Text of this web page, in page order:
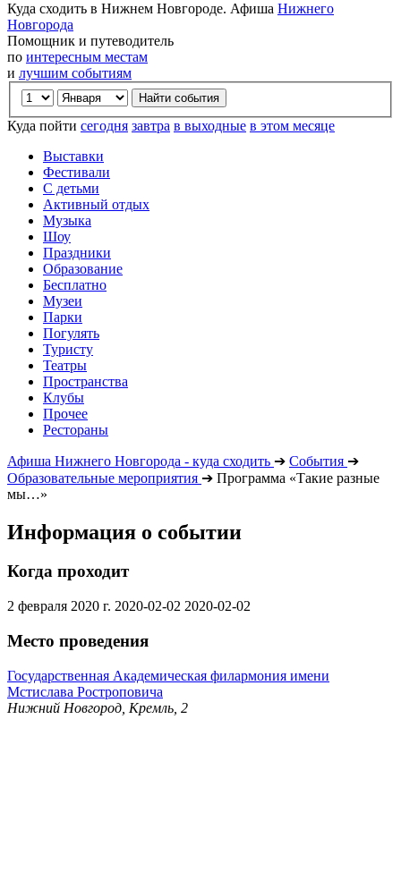
Куда сходить в Нижнем Новгороде. Афиша Нижнего
Новгорода
Помощник и путеводитель
по интересным местам
и лучшим событиям
Куда пойти сегодня завтра в выходные в этом месяце
Выставки
Фестивали
С детьми
Активный отдых
Музыка
Шоу
Праздники
Образование
Бесплатно
Музеи
Парки
Погулять
Туристу
Театры
Пространства
Клубы
Прочее
Рестораны
Афиша Нижнего Новгорода - куда сходить ➔ События ➔
Образовательные мероприятия ➔ Программа «Такие разные
мы…»
Информация о событии
Когда проходит
2 февраля 2020 г. 2020-02-02 2020-02-02
Место проведения
Государственная Академическая филармония имени
Мстислава Ростроповича
Нижний Новгород, Кремль, 2